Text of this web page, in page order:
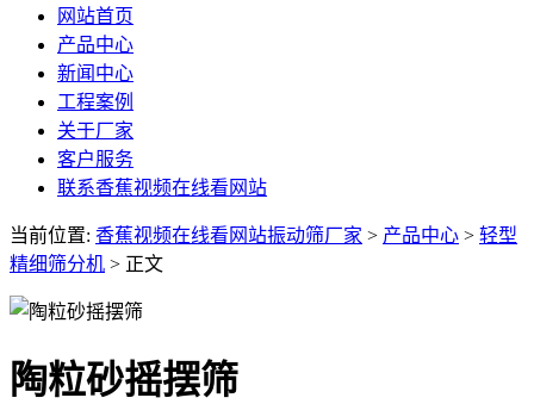
网站首页
产品中心
新闻中心
工程案例
关于厂家
客户服务
联系香蕉视频在线看网站
当前位置: 香蕉视频在线看网站振动筛厂家 > 产品中心 > 轻型
精细筛分机 > 正文
陶粒砂摇摆筛